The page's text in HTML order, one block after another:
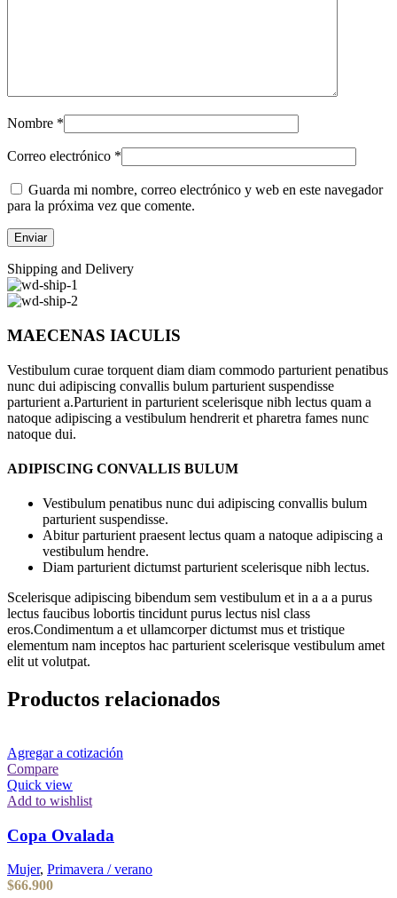
Nombre *
Correo electrónico *
Guarda mi nombre, correo electrónico y web en este navegador
para la próxima vez que comente.
Shipping and Delivery
MAECENAS IACULIS
Vestibulum curae torquent diam diam commodo parturient penatibus
nunc dui adipiscing convallis bulum parturient suspendisse
parturient a.Parturient in parturient scelerisque nibh lectus quam a
natoque adipiscing a vestibulum hendrerit et pharetra fames nunc
natoque dui.
ADIPISCING CONVALLIS BULUM
Vestibulum penatibus nunc dui adipiscing convallis bulum
parturient suspendisse.
Abitur parturient praesent lectus quam a natoque adipiscing a
vestibulum hendre.
Diam parturient dictumst parturient scelerisque nibh lectus.
Scelerisque adipiscing bibendum sem vestibulum et in a a a purus
lectus faucibus lobortis tincidunt purus lectus nisl class
eros.Condimentum a et ullamcorper dictumst mus et tristique
elementum nam inceptos hac parturient scelerisque vestibulum amet
elit ut volutpat.
Productos relacionados
Agregar a cotización
Compare
Quick view
Add to wishlist
Copa Ovalada
Mujer, Primavera / verano
$66.900